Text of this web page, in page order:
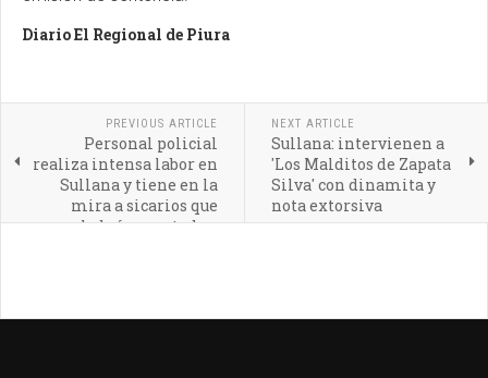
Diario El Regional de Piura
PREVIOUS ARTICLE
Personal policial
realiza intensa labor en
Sullana y tiene en la
mira a sicarios que
habrían matado a
NEXT ARTICLE
Sullana: intervienen a
'Los Malditos de Zapata
Silva' con dinamita y
nota extorsiva